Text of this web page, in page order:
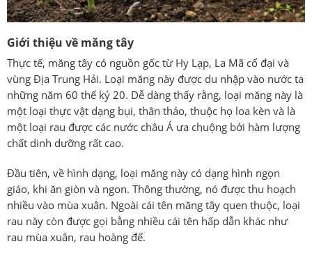
Giới thiệu về măng tây
Thực tế, măng tây có nguồn gốc từ Hy Lạp, La Mã cổ đại và
vùng Địa Trung Hải. Loại măng này được du nhập vào nước ta
những năm 60 thế kỷ 20. Dễ dàng thấy rằng, loại măng này là
một loại thực vật dạng bụi, thân thảo, thuộc họ loa kèn và là
một loại rau được các nước châu Á ưa chuộng bởi hàm lượng
chất dinh dưỡng rất cao.
Đầu tiên, về hình dạng, loại măng này có dạng hình ngọn
giáo, khi ăn giòn và ngon. Thông thường, nó được thu hoạch
nhiều vào mùa xuân. Ngoài cái tên măng tây quen thuộc, loại
rau này còn được gọi bằng nhiều cái tên hấp dẫn khác như
rau mùa xuân, rau hoàng đế.